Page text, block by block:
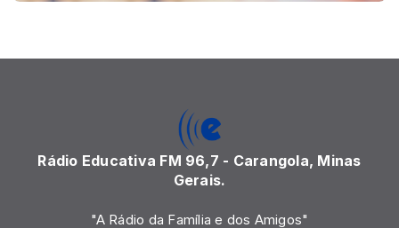
Rádio Educativa FM 96,7 - Carangola, Minas
Gerais.
"A Rádio da Família e dos Amigos"